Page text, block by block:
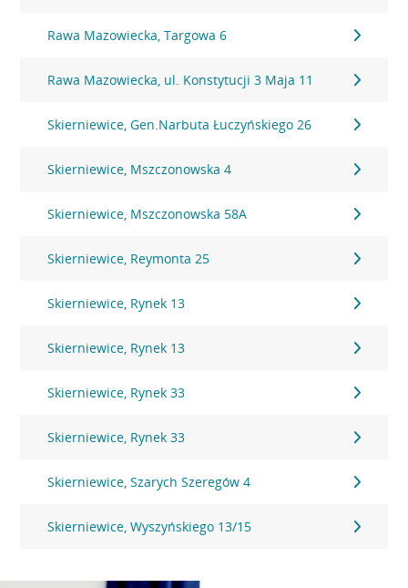
Rawa Mazowiecka, Targowa 6
Rawa Mazowiecka, ul. Konstytucji 3 Maja 11
Skierniewice, Gen.Narbuta Łuczyńskiego 26
Skierniewice, Mszczonowska 4
Skierniewice, Mszczonowska 58A
Skierniewice, Reymonta 25
Skierniewice, Rynek 13
Skierniewice, Rynek 13
Skierniewice, Rynek 33
Skierniewice, Rynek 33
Skierniewice, Szarych Szeregów 4
Skierniewice, Wyszyńskiego 13/15